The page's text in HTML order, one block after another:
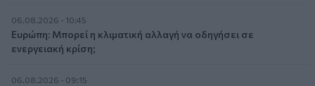
06.08.2026 - 10:45
Ευρώπη: Μπορεί η κλιματική αλλαγή να οδηγήσει σε
ενεργειακή κρίση;
06.08.2026 - 09:15